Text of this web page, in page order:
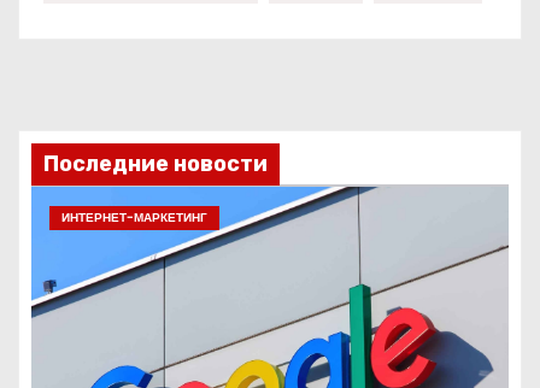
Последние новости
ИНТЕРНЕТ-МАРКЕТИНГ